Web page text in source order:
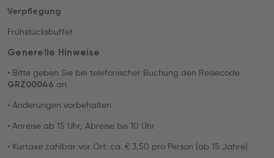
Verpflegung
Frühstücksbuffet
Generelle Hinweise
• Bitte geben Sie bei telefonischer Buchung den Reisecode
GRZ00046 an.
• Änderungen vorbehalten.
• Anreise ab 15 Uhr, Abreise bis 10 Uhr
• Kurtaxe zahlbar vor Ort: ca. € 3,50 pro Person (ab 15 Jahre)